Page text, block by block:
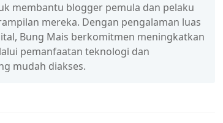
membantu blogger pemula dan pelaku
mereka. Dengan pengalaman luas
Bung Mais berkomitmen meningkatkan
pemanfaatan teknologi dan
mudah diakses.